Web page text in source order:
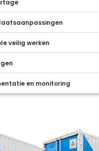
veilig werken
en monitoring